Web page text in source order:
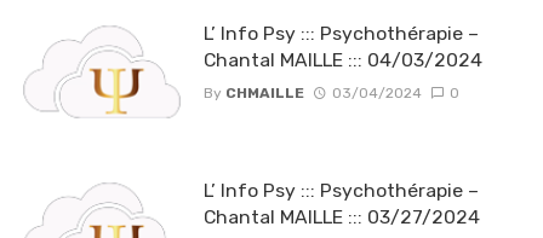
L’ Info Psy ::: Psychothérapie –
Chantal MAILLE ::: 04/03/2024
By CHMAILLE 03/04/2024 0
L’ Info Psy ::: Psychothérapie –
Chantal MAILLE ::: 03/27/2024